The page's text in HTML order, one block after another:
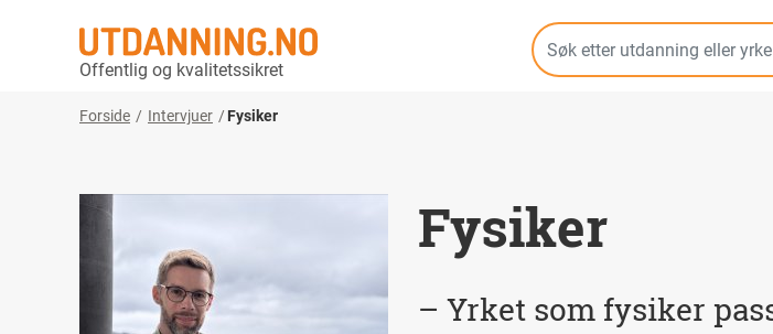
Offentlig og kvalitetssikret
Forside Intervjuer Fysiker
Fysiker
– Yrket som fysiker